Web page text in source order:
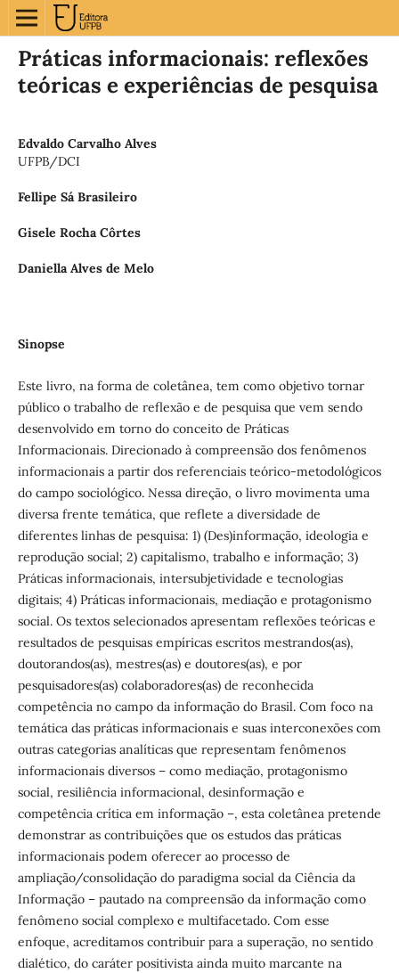
Práticas informacionais: reflexões
teóricas e experiências de pesquisa
Edvaldo Carvalho Alves
UFPB/DCI
Fellipe Sá Brasileiro
Gisele Rocha Côrtes
Daniella Alves de Melo
Sinopse
Este livro, na forma de coletânea, tem como objetivo tornar
público o trabalho de reflexão e de pesquisa que vem sendo
desenvolvido em torno do conceito de Práticas
Informacionais. Direcionado à compreensão dos fenômenos
informacionais a partir dos referenciais teórico-metodológicos
do campo sociológico. Nessa direção, o livro movimenta uma
diversa frente temática, que reflete a diversidade de
diferentes linhas de pesquisa: 1) (Des)informação, ideologia e
reprodução social; 2) capitalismo, trabalho e informação; 3)
Práticas informacionais, intersubjetividade e tecnologias
digitais; 4) Práticas informacionais, mediação e protagonismo
social. Os textos selecionados apresentam reflexões teóricas e
resultados de pesquisas empíricas escritos mestrandos(as),
doutorandos(as), mestres(as) e doutores(as), e por
pesquisadores(as) colaboradores(as) de reconhecida
competência no campo da informação do Brasil. Com foco na
temática das práticas informacionais e suas interconexões com
outras categorias analíticas que representam fenômenos
informacionais diversos – como mediação, protagonismo
social, resiliência informacional, desinformação e
competência crítica em informação –, esta coletânea pretende
demonstrar as contribuições que os estudos das práticas
informacionais podem oferecer ao processo de
ampliação/consolidação do paradigma social da Ciência da
Informação – pautado na compreensão da informação como
fenômeno social complexo e multifacetado. Com esse
enfoque, acreditamos contribuir para a superação, no sentido
dialético, do caráter positivista ainda muito marcante na